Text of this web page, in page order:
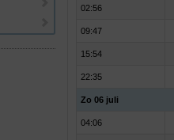
02:56
09:47
15:54
22:35
Zo 06 juli
04:06